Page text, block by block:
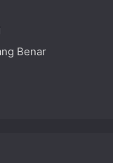
Benar